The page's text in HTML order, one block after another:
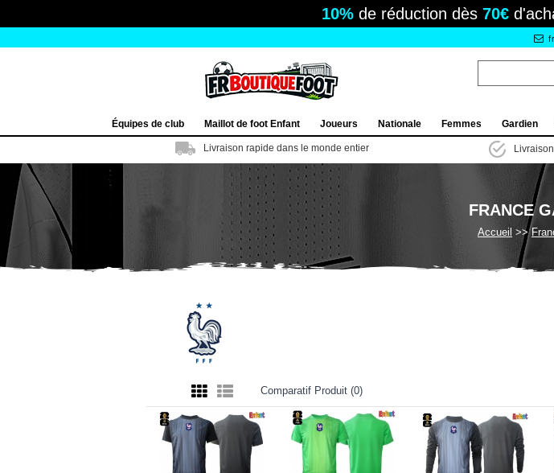
10%de réduction dès 70€
Équipes de club Maillot de foot Enfant Joueurs Nationale Femmes Gardien
Livraison rapide dans le monde entier
FRANCE
Accueil
Comparatif Produit (0)